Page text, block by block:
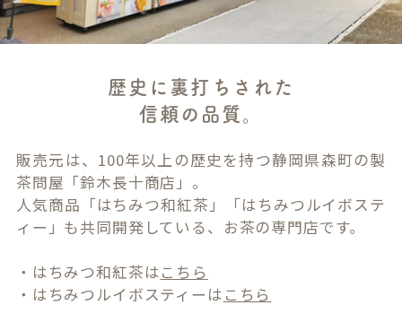
歴史に裏打ちされた
信頼の品質。
販売元は、100年以上の歴史を持つ静岡県森町の製
茶問屋「鈴木長十商店」。
人気商品「はちみつ和紅茶」「はちみつルイボステ
ィー」も共同開発している、お茶の専門店です。
・はちみつ和紅茶はこちら
・はちみつルイボスティーは こちら